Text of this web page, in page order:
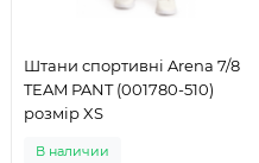
Штани спортивні Arena 7/8
TEAM PANT (001780-510)
розмір XS
В наличии